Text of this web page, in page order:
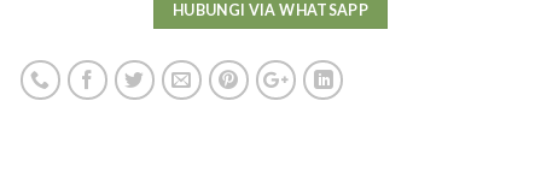
HUBUNGI VIA WHATSAPP